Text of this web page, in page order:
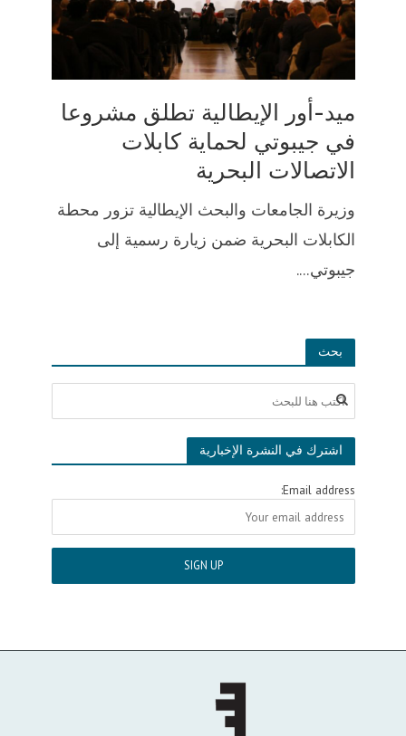
ميد-أور الإيطالية تطلق مشروعا
في جيبوتي لحماية كابلات
الاتصالات البحرية
وزيرة الجامعات والبحث الإيطالية تزور محطة
الكابلات البحرية ضمن زيارة رسمية إلى
جيبوتي....
بحث
اشترك في النشرة الإخبارية
Email address: